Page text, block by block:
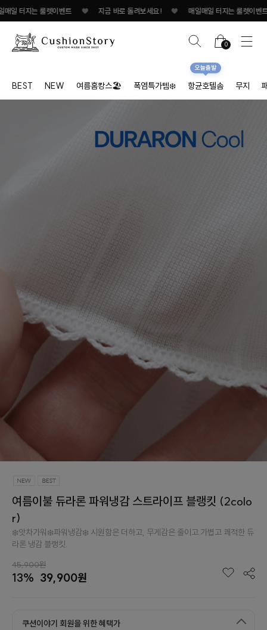
룰렛이벤트 ♥ 지금 바로 돌려보세요! ♥ 매일매일 터지는 룰렛이벤트 ♥
0
BEST NEW 여름홈캉스🏖 폭염특가템❄️ 항균호텔솜
오늘출발
무지
여름이불 듀라론 파워냉감 스트라이프 블랭킷 (2colo
r)
❄️앗차가워❄️파워냉감❄️ 시원함은 더하고, 무게감은 줄이고.가볍고 쾌적한 듀
라론 냉감 블랭킷.
45,900원
13% 39,900원
쿠션이야기 회원을 위한 혜택가